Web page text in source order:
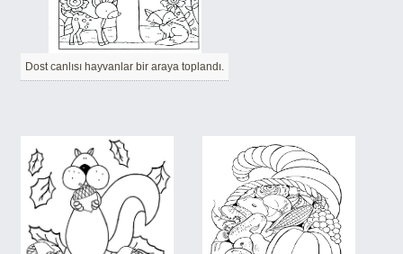
Dost canlısı hayvanlar bir araya toplandı.